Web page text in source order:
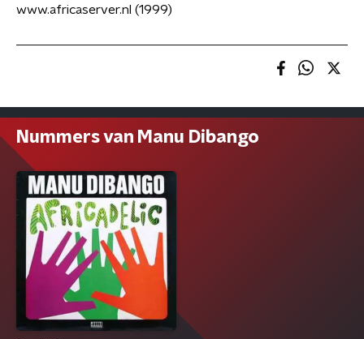
www.africaserver.nl (1999)
Nummers van Manu Dibango